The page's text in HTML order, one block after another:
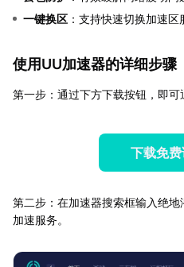
一键换区 ：支持快速切换加速
使用UU加速器的详细步骤
第一步：通过下方下载按钮，即可
下载免
第二步：在加速器搜索框输入绝
加速服务。